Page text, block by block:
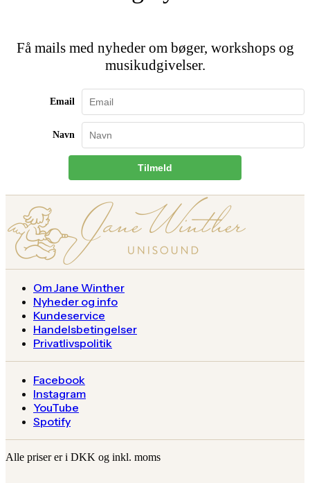
Få mails med nyheder om bøger, workshops og
musikudgivelser.
Email
Navn
Tilmeld
Om Jane Winther
Nyheder og info
Kundeservice
Handelsbetingelser
Privatlivspolitik
Facebook
Instagram
YouTube
Spotify
Alle priser er i DKK og inkl. moms